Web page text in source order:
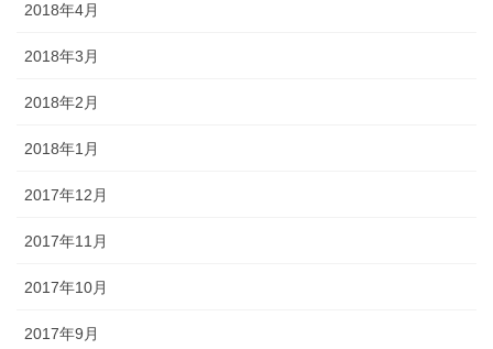
2018年4月
2018年3月
2018年2月
2018年1月
2017年12月
2017年11月
2017年10月
2017年9月